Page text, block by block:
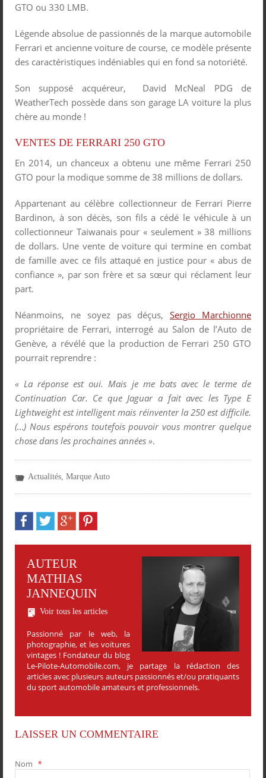
GTO ou 330 LMB.
Légende absolue de passionnés de la marque automobile
Ferrari et ancienne voiture de course, ce modèle présente
des caractéristiques indéniables qui en fond sa notoriété.
Son supposé acquéreur, David McNeal PDG de
WeatherTech possède dans son garage LA voiture la plus
chère au monde !
VENTES DE FERRARI 250 GTO
En 2014, un chanceux a obtenu une même Ferrari 250
GTO pour la modique somme de 38 millions de dollars.
Appartenant au célèbre collectionneur de Ferrari Pierre
Bardinon, à son décès, son fils a cédé le véhicule à un
collectionneur Taiwanais pour « seulement » 38 millions
de dollars. Une vente de voiture qui termine en combat
de famille avec ce fils attaqué en justice pour « abus de
confiance », par son frère et sa sœur qui réclament leur
part.
Néanmoins, ne soyez pas déçus,Sergio Marchionne
propriétaire de Ferrari, interrogé au Salon de l’Auto de
Genève, a révélé que la production de Ferrari 250 GTO
pourrait reprendre :
« La réponse est oui. Mais je me bats avec le terme de
Continuation Car. Ce que Jaguar a fait avec les Type E
Lightweight est intelligent mais réinventer la 250 est difficile.
(…) Nous espérons toutefois pouvoir vous montrer quelque
chose dans les prochaines années ».
Actualités Marque Auto
AUTEUR
MATHIAS
JANNEQUIN
Voir tous les articles
Passionné par le web, la
photographie, et les voitures
vintages ! Fondateur du blog
Le-Pilote-Automobile.com, je partage la rédaction des
articles avec plusieurs auteurs passionnés et/ou pratiquants
du sport automobile amateurs et professionnels.
LAISSER UN COMMENTAIRE
Nom *